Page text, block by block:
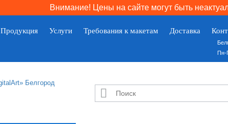
Внимание! Цены на сайте могут быть
Продукция Услуги Требования к макетам Доставка
Пн-
